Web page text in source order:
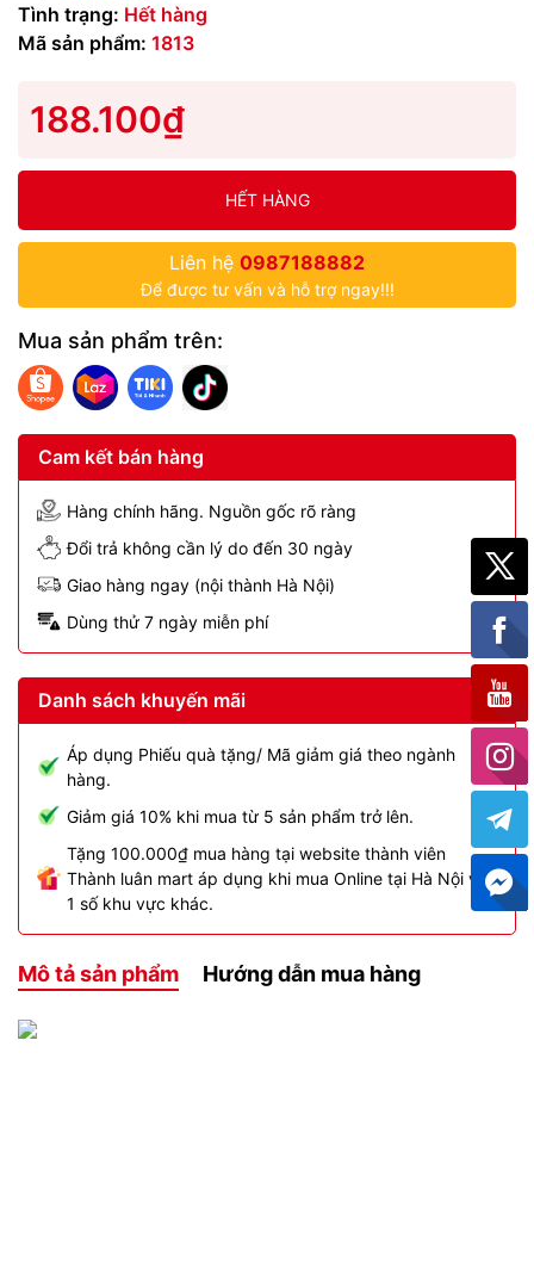
Tình trạng: Hết hàng
Mã sản phẩm: 1813
188.100₫
HẾT HÀNG
Liên hệ 0987188882
Để được tư vấn và hỗ trợ ngay!!!
Mua sản phẩm trên:
Cam kết bán hàng
Hàng chính hãng. Nguồn gốc rõ ràng
Đổi trả không cần lý do đến 30 ngày
Giao hàng ngay (nội thành Hà Nội)
Dùng thử 7 ngày miễn phí
Danh sách khuyến mãi
Áp dụng Phiếu quà tặng/ Mã giảm giá theo ngành
hàng.
Giảm giá 10% khi mua từ 5 sản phẩm trở lên.
Tặng 100.000₫ mua hàng tại website thành viên
Thành luân mart áp dụng khi mua Online tại Hà Nội và
1 số khu vực khác.
Mô tả sản phẩm Hướng dẫn mua hàng